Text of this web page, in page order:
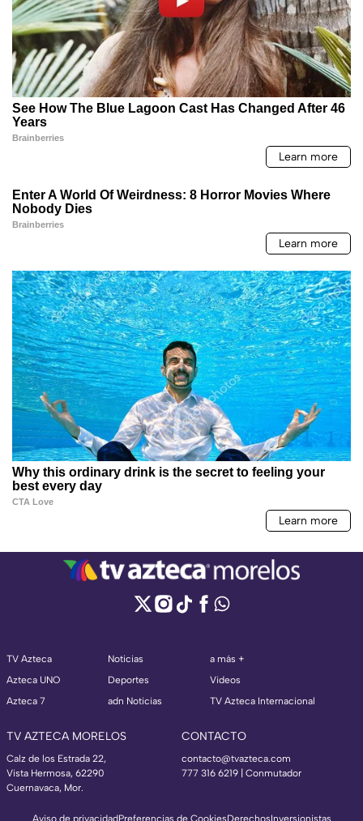
TV Azteca
Azteca UNO
Azteca 7
Noticias
Deportes
adn Noticias
a más +
Videos
TV Azteca Internacional
TV AZTECA MORELOS
Calz de los Estrada 22,
Vista Hermosa, 62290
Cuernavaca, Mor.
CONTACTO
contacto@tvazteca.com
777 316 6219 | Conmutador